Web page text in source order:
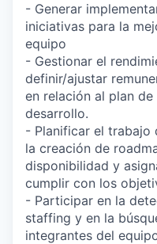
- Generar
iniciativas para la
equipo
- Gestionar el
definir/ajustar
en relación al plan
desarrollo.
- Planificar el trabajo
la creación de
disponibilidad y
cumplir con los
- Participar en la
staffing y en la
integrantes del